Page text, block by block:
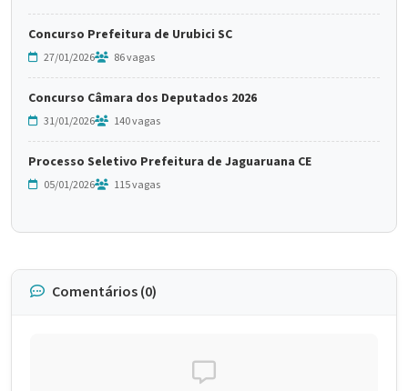
Concurso Prefeitura de Urubici SC
27/01/2026 86 vagas
Concurso Câmara dos Deputados 2026
31/01/2026 140 vagas
Processo Seletivo Prefeitura de Jaguaruana CE
05/01/2026 115 vagas
Comentários (0)